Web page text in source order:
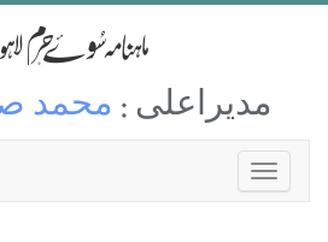
مدیراعلی : محمد